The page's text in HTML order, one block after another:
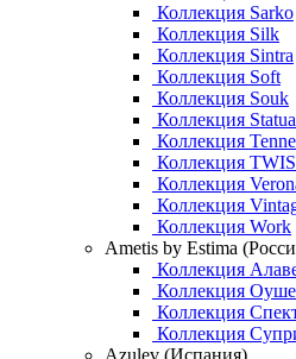
Коллекция Sarko
Коллекция Silk
Коллекция Sintra
Коллекция Soft
Коллекция Souk
Коллекция
Коллекция
Коллекция
Коллекция
Коллекция
Коллекция Work
Ametis by Estima
Коллекция
Коллекция
Коллекция
Коллекция
Azulev (Испания)